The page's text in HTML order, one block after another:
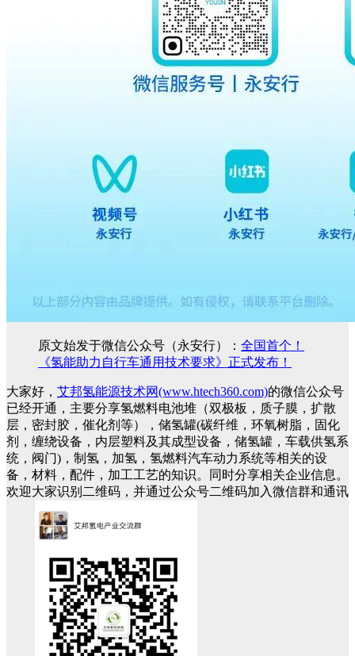
原文始发于微信公众号（永安行）： 全国首个！
《氢能助力自行车通用技术要求》正式发布！
大家好， 艾邦氢能源技术网(www.htech360.com)的微信公众号
已经开通，主要分享氢燃料电池堆（双极板，质子膜，扩散
层，密封胶，催化剂等），储氢罐(碳纤维，环氧树脂，固化
剂，缠绕设备，内层塑料及其成型设备，储氢罐，车载供氢系
统，阀门)，制氢，加氢，氢燃料汽车动力系统等相关的设
备，材料，配件，加工工艺的知识。同时分享相关企业信息。
欢迎大家识别二维码，并通过公众号二维码加入微信群和通讯